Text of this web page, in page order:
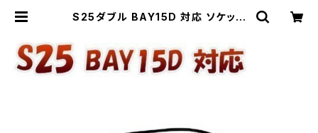
S25ダブル BAY15D 対応 ソケット
OCKET.Ex2」 | Pro Station（Ｋ＆
Ｍサービス株式会社）